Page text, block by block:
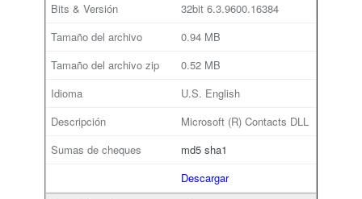
32bit 6.3.9600.16384
0.94 MB
0.52 MB
U.S. English
Microsoft (R) Contacts DLL
md5 sha1
Descargar